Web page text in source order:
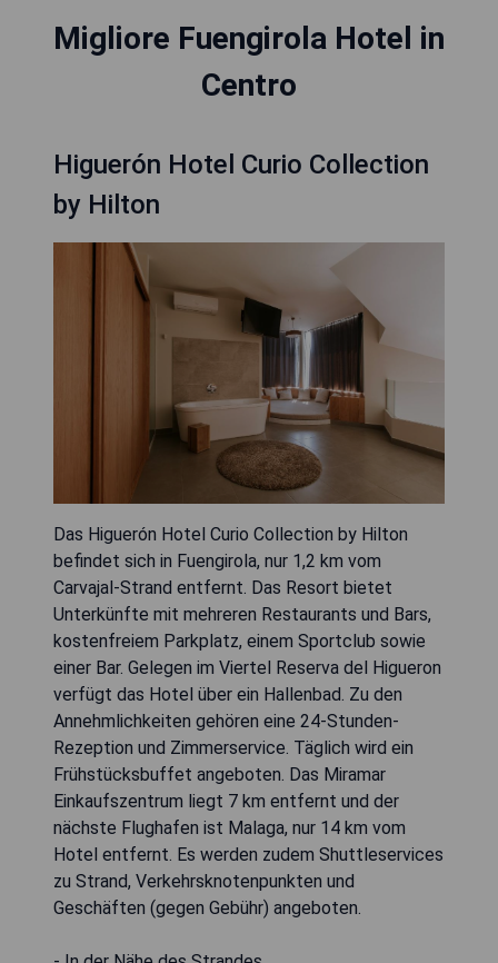
Migliore Fuengirola Hotel in
Centro
Higuerón Hotel Curio Collection
by Hilton
Das Higuerón Hotel Curio Collection by Hilton
befindet sich in Fuengirola, nur 1,2 km vom
Carvajal-Strand entfernt. Das Resort bietet
Unterkünfte mit mehreren Restaurants und Bars,
kostenfreiem Parkplatz, einem Sportclub sowie
einer Bar. Gelegen im Viertel Reserva del Higueron
verfügt das Hotel über ein Hallenbad. Zu den
Annehmlichkeiten gehören eine 24-Stunden-
Rezeption und Zimmerservice. Täglich wird ein
Frühstücksbuffet angeboten. Das Miramar
Einkaufszentrum liegt 7 km entfernt und der
nächste Flughafen ist Malaga, nur 14 km vom
Hotel entfernt. Es werden zudem Shuttleservices
zu Strand, Verkehrsknotenpunkten und
Geschäften (gegen Gebühr) angeboten.